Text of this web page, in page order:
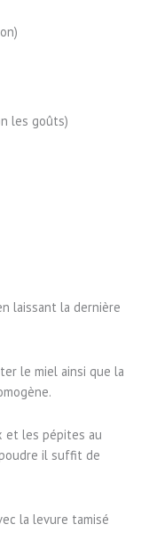
les goûts)
laissant la dernière
le miel ainsi que la
et les pépites au
il suffit de
la levure tamisé